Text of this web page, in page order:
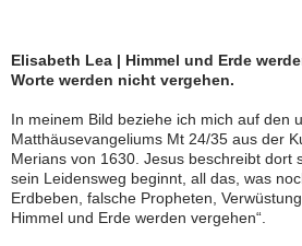
Elisabeth Lea | Himmel und Erde
Worte werden nicht vergehen.
In meinem Bild beziehe ich mich auf den
Matthäusevangeliums Mt 24/35 aus der
Merians von 1630. Jesus beschreibt dort
sein Leidensweg beginnt, all das, was
Erdbeben, falsche Propheten,
Himmel und Erde werden vergehen“.